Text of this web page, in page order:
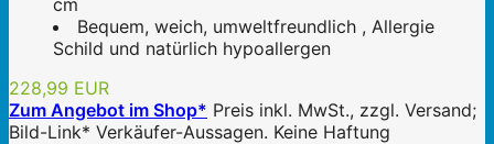
cm
Bequem, weich, umweltfreundlich , Allergie
Schild und natürlich hypoallergen
228,99 EUR
Zum Angebot im Shop* Preis inkl. MwSt., zzgl. Versand;
Bild-Link* Verkäufer-Aussagen. Keine Haftung